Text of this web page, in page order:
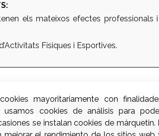
els mateixos efectes professionals
Físiques i Esportives.
Ràpid
mayoritariamente con
usamos cookies de análisis para
se instalan cookies de márquetin.